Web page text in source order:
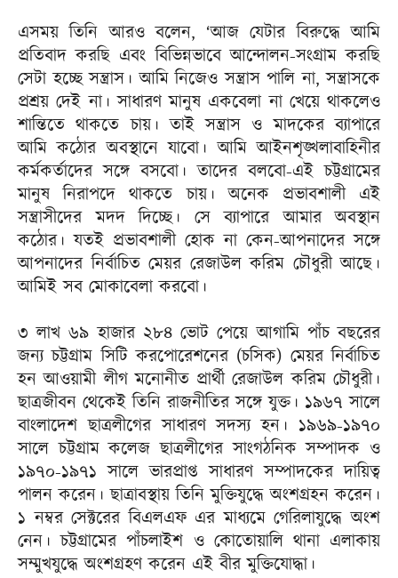
এসময় তিনি আরও বলেন, ‘আজ যেটার বিরুদ্ধে আমি
প্রতিবাদ করছি এবং বিভিন্নভাবে আন্দোলন-সংগ্রাম করছি
সেটা হচ্ছে সন্ত্রাস। আমি নিজেও সন্ত্রাস পালি না, সন্ত্রাসকে
প্রশ্রয় দেই না। সাধারণ মানুষ একবেলা না খেয়ে থাকলেও
শান্তিতে থাকতে চায়। তাই সন্ত্রাস ও মাদকের ব্যাপারে
আমি কঠোর অবস্থানে যাবো। আমি আইনশৃঙ্খলাবাহিনীর
কর্মকর্তাদের সঙ্গে বসবো। তাদের বলবো-এই চট্টগ্রামের
মানুষ নিরাপদে থাকতে চায়। অনেক প্রভাবশালী এই
সন্ত্রাসীদের মদদ দিচ্ছে। সে ব্যাপারে আমার অবস্থান
কঠোর। যতই প্রভাবশালী হোক না কেন-আপনাদের সঙ্গে
আপনাদের নির্বাচিত মেয়র রেজাউল করিম চৌধুরী আছে।
আমিই সব মোকাবেলা করবো।
৩ লাখ ৬৯ হাজার ২৮৪ ভোট পেয়ে আগামি পাঁচ বছরের
জন্য চট্টগ্রাম সিটি করপোরেশনের (চসিক) মেয়র নির্বাচিত
হন আওয়ামী লীগ মনোনীত প্রার্থী রেজাউল করিম চৌধুরী।
ছাত্রজীবন থেকেই তিনি রাজনীতির সঙ্গে যুক্ত। ১৯৬৭ সালে
বাংলাদেশ ছাত্রলীগের সাধারণ সদস্য হন। ১৯৬৯-১৯৭০
সালে চট্টগ্রাম কলেজ ছাত্রলীগের সাংগঠনিক সম্পাদক ও
১৯৭০-১৯৭১ সালে ভারপ্রাপ্ত সাধারণ সম্পাদকের দায়িত্ব
পালন করেন। ছাত্রাবস্থায় তিনি মুক্তিযুদ্ধে অংশগ্রহন করেন।
১ নম্বর সেক্টরের বিএলএফ এর মাধ্যমে গেরিলাযুদ্ধে অংশ
নেন। চট্টগ্রামের পাঁচলাইশ ও কোতোয়ালি থানা এলাকায়
সম্মুখযুদ্ধে অংশগ্রহণ করেন এই বীর মুক্তিযোদ্ধা।